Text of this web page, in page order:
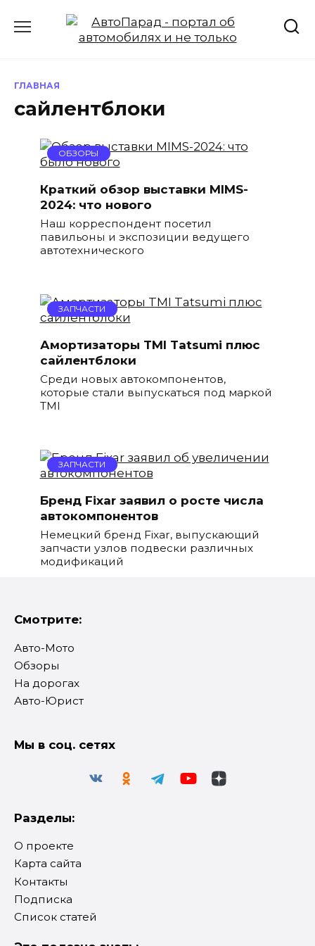
содержанию
ГЛАВНАЯ
сайлентблоки
ОБЗОРЫ
Краткий обзор выставки MIMS-
2024: что нового
Наш корреспондент посетил
павильоны и экспозиции ведущего
автотехнического
ЗАПЧАСТИ
Амортизаторы TMI Tatsumi плюс
сайлентблоки
Среди новых автокомпонентов,
которые стали выпускаться под маркой
TMI
ЗАПЧАСТИ
Бренд Fixar заявил о росте числа
автокомпонентов
Немецкий бренд Fixar, выпускающий
запчасти узлов подвески различных
модификаций
Смотрите:
Авто-Мото
Обзоры
На дорогах
Авто-Юрист
Мы в соц. сетях
Разделы:
О проекте
Карта сайта
Контакты
Подписка
Список статей